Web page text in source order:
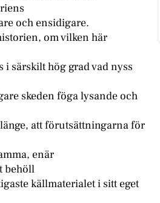
och ensidigare.
om vilken här
särskilt hög grad vad nyss
skeden föga lysande och
att förutsättningarna för
enär
behöll
källmaterialet i sitt eget